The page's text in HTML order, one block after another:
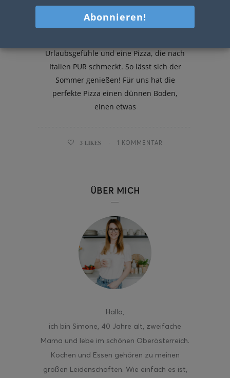
Pizza Caprese mit Rucola
Urlaubsgefühle und eine Pizza, die nach
Italien PUR schmeckt. So lässt sich der
Sommer genießen! Für uns hat die
perfekte Pizza einen dünnen Boden,
einen etwas
3 LIKES 1 KOMMENTAR
ÜBER MICH
Hallo,
ich bin Simone, 40 Jahre alt, zweifache
Mama und lebe im schönen Oberösterreich.
Kochen und Essen gehören zu meinen
großen Leidenschaften. Wie einfach es ist,